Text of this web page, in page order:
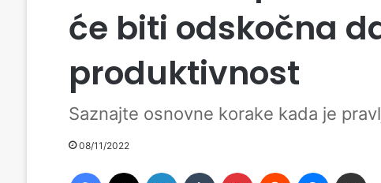
će biti odskočna
produktivnost
Saznajte osnovne korake kada je
08/11/2022